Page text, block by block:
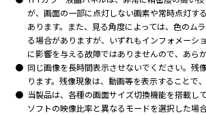
が、画面の一部に点灯しない画素や常時点灯す
あります。また、見る角度によっては、色のム
る場合がありますが、いずれもインフォメーシ
に影響を与える故障ではありませんので、あら
同じ画像を長時間表示させないでください。残
ります。残像現象は、動画等を表示することで
当製品は、各種の画面サイズ切換機能を搭載し
ソフトの映像比率と異なるモードを選択した場